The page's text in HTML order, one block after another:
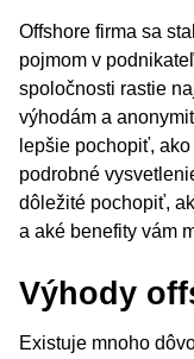
Offshore firma sa
pojmom v
spoločnosti rastie
výhodám a
lepšie pochopiť,
podrobné
dôležité pochopiť,
a aké benefity vám
Výhody
Existuje mnoho